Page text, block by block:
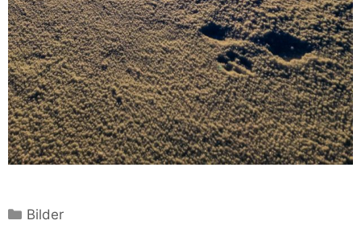
Kategorien
Bilder